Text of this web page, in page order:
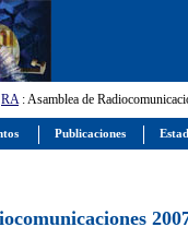
RA: Asamblea de
Publicaciones